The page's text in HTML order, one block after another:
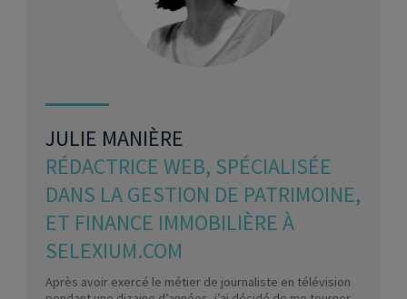
JULIE MANIÈRE
RÉDACTRICE WEB, SPÉCIALISÉE
DANS LA GESTION DE PATRIMOINE,
ET FINANCE IMMOBILIÈRE À
SELEXIUM.COM
Après avoir exercé le métier de journaliste en télévision